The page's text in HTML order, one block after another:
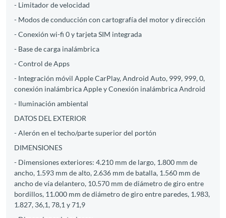
- Limitador de velocidad
- Modos de conducción con cartografía del motor y dirección
- Conexión wi-fi 0 y tarjeta SIM integrada
- Base de carga inalámbrica
- Control de Apps
- Integración móvil Apple CarPlay, Android Auto, 999, 999, 0,
conexión inalámbrica Apple y Conexión inalámbrica Android
- Iluminación ambiental
DATOS DEL EXTERIOR
- Alerón en el techo/parte superior del portón
DIMENSIONES
- Dimensiones exteriores: 4.210 mm de largo, 1.800 mm de
ancho, 1.593 mm de alto, 2.636 mm de batalla, 1.560 mm de
ancho de vía delantero, 10.570 mm de diámetro de giro entre
bordillos, 11.000 mm de diámetro de giro entre paredes, 1.983,
1.827, 36,1, 78,1 y 71,9